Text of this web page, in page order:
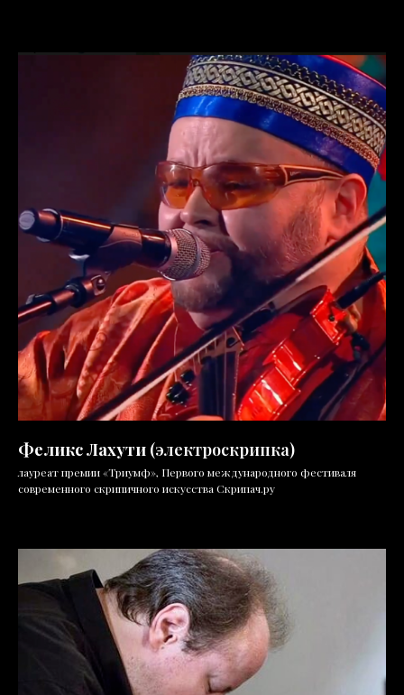
Феликс Лахути (электроскрипка)
лауреат премии «Триумф», Первого международного фестиваля
современного скрипичного искусства Скрипач.ру